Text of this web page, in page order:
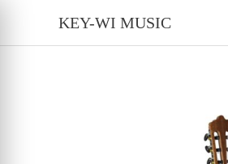
springen
KEY-WI MUSIC